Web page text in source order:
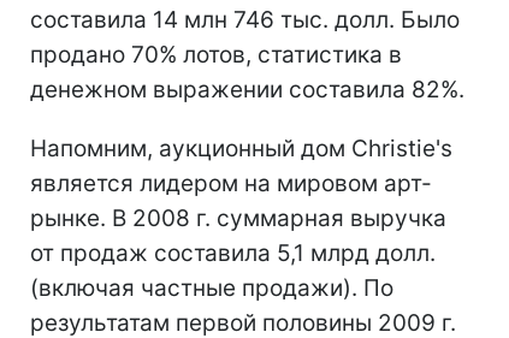
составила 14 млн 746 тыс. долл. Было
продано 70% лотов, статистика в
денежном выражении составила 82%.
Напомним, аукционный дом Christie's
является лидером на мировом арт-
рынке. В 2008 г. суммарная выручка
от продаж составила 5,1 млрд долл.
(включая частные продажи). По
результатам первой половины 2009 г.